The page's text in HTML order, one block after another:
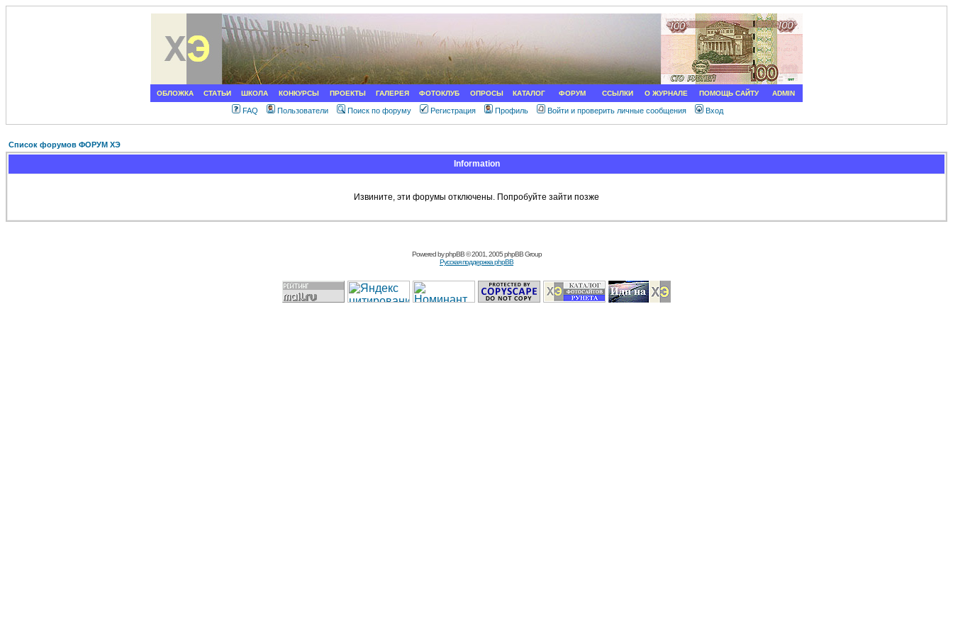
ОБЛОЖКА СТАТЬИ ШКОЛА КОНКУРСЫ ПРОЕКТЫ ГАЛЕРЕЯ ФОТОКЛУБ ОПРОСЫ КАТАЛОГ ФОРУМ ССЫЛКИ О ЖУРНАЛЕ ПОМОЩЬ САЙТУ ADMIN
FAQ Пользователи Поиск по форуму Регистрация Профиль Войти и проверить личные сообщения Вход
Список форумов ФОРУМ ХЭ
Information
Извините, эти форумы отключены. Попробуйте зайти позже
Powered byphpBB© 2001, 2005 phpBB Group
Русская поддержка phpBB